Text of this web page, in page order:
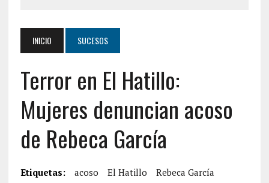
INICIO SUCESOS
Terror en El Hatillo:
Mujeres denuncian acoso
de Rebeca García
Etiquetas: acoso El Hatillo Rebeca García